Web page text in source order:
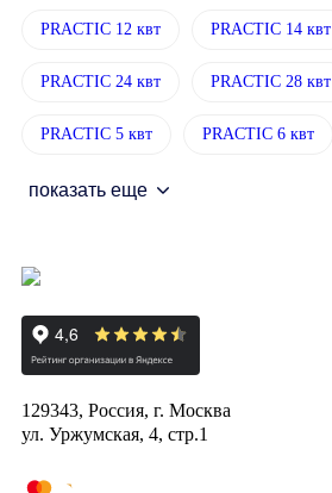
PRACTIC 12 квт PRACTIC 14 квт
PRACTIC 24 квт PRACTIC 28 квт
PRACTIC 5 квт PRACTIC 6 квт
показать еще
129343, Россия, г. Москва
ул. Уржумская, 4, стр.1